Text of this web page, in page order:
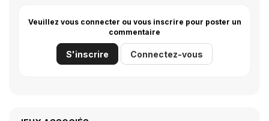
Veuillez vous connecter ou vous inscrire pour poster un
commentaire
S'inscrire Connectez-vous